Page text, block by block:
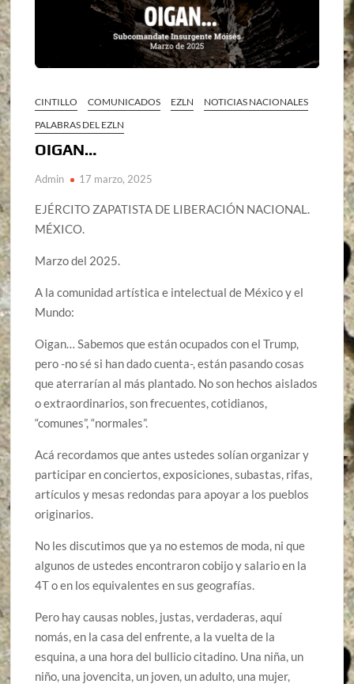
CINTILLO COMUNICADOS EZLN
NOTICIAS NACIONALES
PALABRAS DEL EZLN
OIGAN…
Admin 17 marzo, 2025
EJÉRCITO ZAPATISTA DE LIBERACIÓN NACIONAL.
MÉXICO.
Marzo del 2025.
A la comunidad artística e intelectual de México y el
Mundo:
Oigan… Sabemos que están ocupados con el Trump,
pero -no sé si han dado cuenta-, están pasando cosas
que aterrarían al más plantado. No son hechos aislados
o extraordinarios, son frecuentes, cotidianos,
“comunes”, “normales”.
Acá recordamos que antes ustedes solían organizar y
participar en conciertos, exposiciones, subastas, rifas,
artículos y mesas redondas para apoyar a los pueblos
originarios.
No les discutimos que ya no estemos de moda, ni que
algunos de ustedes encontraron cobijo y salario en la
4T o en los equivalentes en sus geografías.
Pero hay causas nobles, justas, verdaderas, aquí
nomás, en la casa del enfrente, a la vuelta de la
esquina, a una hora del bullicio citadino. Una niña, un
niño, una jovencita, un joven, un adulto, una mujer,